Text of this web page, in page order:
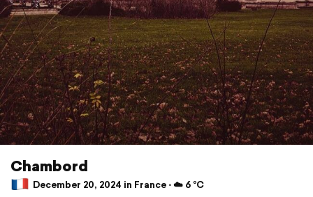
Chambord
December 20, 2024 in France ⋅ ☁️ 6 °C